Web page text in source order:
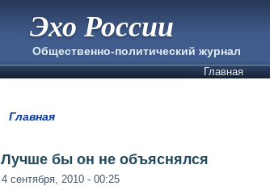
Эхо России
Общественно-политический журнал
Главная
Главная
Лучше бы он не объяснялся
4 сентября, 2010 - 00:25